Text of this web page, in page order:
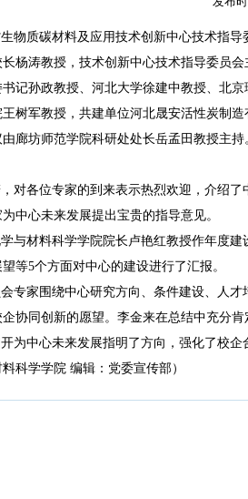
物质碳材料及应用技术创新中心技术指
杨涛教授，技术创新中心技术指导委员
记孙政教授、河北大学徐建中教授、北
树军教授，共建单位河北晟安活性炭制
廊坊师范学院科研处处长岳孟田教授主持
对各位专家的到来表示热烈欢迎，介绍
中心未来发展提出宝贵的指导意见。
与材料科学学院院长卢艳红教授作年度
等5个方面对中心的建设进行了汇报。
专家围绕中心研究方向、条件建设、人
协同创新的愿望。李金来在总结中充分
为中心未来发展指明了方向，强化了校
料科学学院 编辑：党委宣传部）